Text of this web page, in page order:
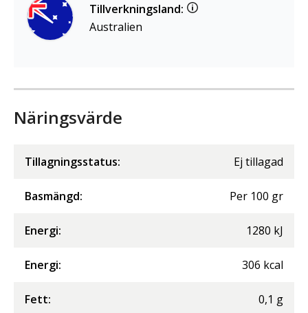
Tillverkningsland:
Australien
Näringsvärde
Tillagningsstatus: Ej tillagad
Basmängd: Per 100 gr
Energi: 1280 kJ
Energi: 306 kcal
Fett: 0,1 g